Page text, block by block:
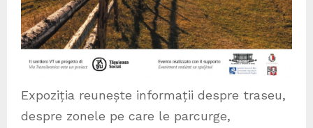
Expoziția reunește informații despre traseu,
despre zonele pe care le parcurge,